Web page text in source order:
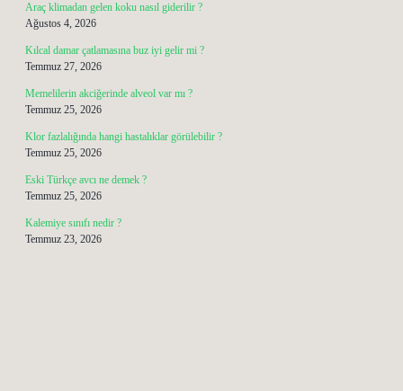
Araç klimadan gelen koku nasıl giderilir ?
Ağustos 4, 2026
Kılcal damar çatlamasına buz iyi gelir mi ?
Temmuz 27, 2026
Memelilerin akciğerinde alveol var mı ?
Temmuz 25, 2026
Klor fazlalığında hangi hastalıklar görülebilir ?
Temmuz 25, 2026
Eski Türkçe avcı ne demek ?
Temmuz 25, 2026
Kalemiye sınıfı nedir ?
Temmuz 23, 2026